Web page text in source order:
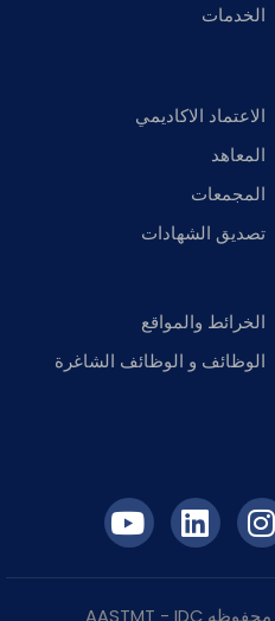
الخدمات
الاعتماد الاكاديمي
المعاهد
المجمعات
تصديق الشهادات
الخرائط والمواقع
الوظائف و الوظائف الشاغرة
IDC
- AASTMT